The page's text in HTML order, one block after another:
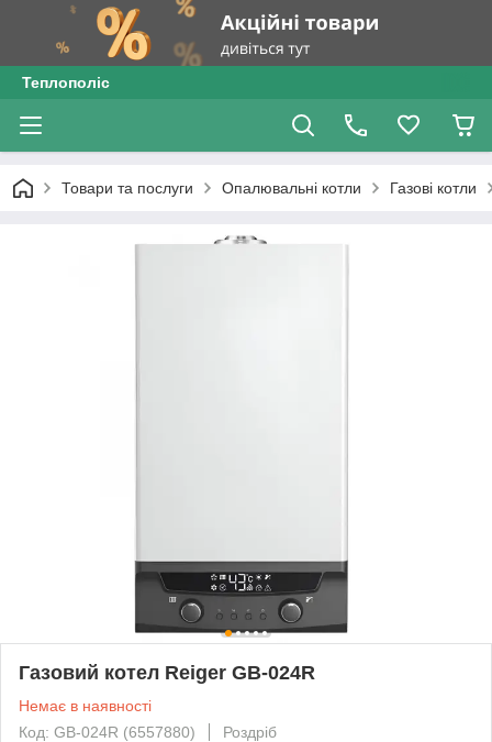
Теплополіс
Товари та послуги Опалювальні котли Газові котли
Газовий котел Reiger GB-024R
Немає в наявності
Код: GB-024R (6557880)
Роздріб